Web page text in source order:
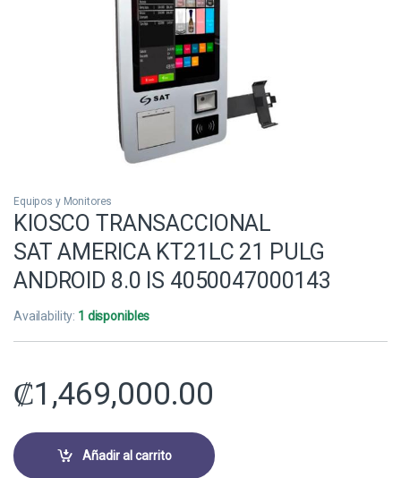
Equipos y Monitores
KIOSCO TRANSACCIONAL
SAT AMERICA KT21LC 21 PULG
ANDROID 8.0 IS 4050047000143
Availability: 1 disponibles
₡1,469,000.00
Añadir al carrito